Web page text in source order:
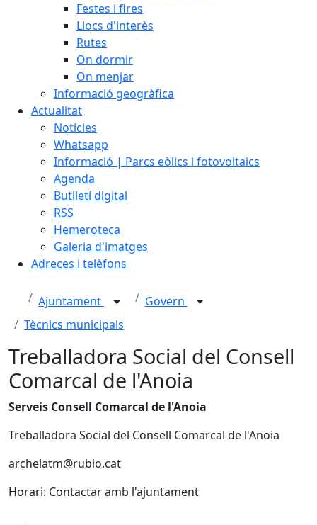
Festes i fires
Llocs d'interès
Rutes
On dormir
On menjar
Informació geogràfica
Actualitat
Notícies
Whatsapp
Informació | Parcs eòlics i fotovoltaics
Agenda
Butlletí digital
RSS
Hemeroteca
Galeria d'imatges
Adreces i telèfons
Ajuntament
Govern
Tècnics municipals
Treballadora Social del Consell
Comarcal de l'Anoia
Serveis Consell Comarcal de l'Anoia
Treballadora Social del Consell Comarcal de l'Anoia
archelatm@rubio.cat
Horari: Contactar amb l'ajuntament